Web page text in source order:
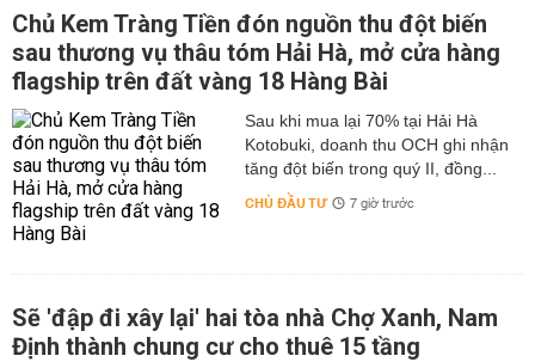
Chủ Kem Tràng Tiền đón nguồn thu đột biến
sau thương vụ thâu tóm Hải Hà, mở cửa hàng
flagship trên đất vàng 18 Hàng Bài
Sau khi mua lại 70% tại Hải Hà
Kotobuki, doanh thu OCH ghi nhận
tăng đột biến trong quý II, đồng...
CHỦ ĐẦU TƯ 7 giờ trước
Sẽ 'đập đi xây lại' hai tòa nhà Chợ Xanh, Nam
Định thành chung cư cho thuê 15 tầng